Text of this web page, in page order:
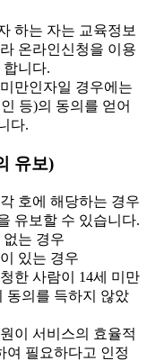
하는 자는 교육정보
온라인신청을 이용
니다.
만인자일 경우에는
등)의 동의를 얻어
다.
유보)
호에 해당하는 경우
유보할 수 있습니다.
없는 경우
있는 경우
한 사람이 14세 미만
동의를 득하지 않았
이 서비스의 효율적
여 필요하다고 인정